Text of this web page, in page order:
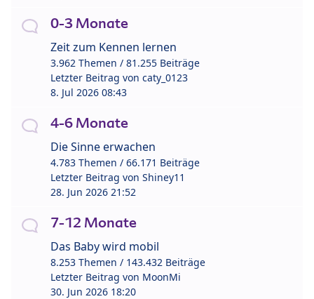
0-3 Monate
Zeit zum Kennen lernen
3.962 Themen / 81.255 Beiträge
Letzter Beitrag von caty_0123
8. Jul 2026 08:43
4-6 Monate
Die Sinne erwachen
4.783 Themen / 66.171 Beiträge
Letzter Beitrag von Shiney11
28. Jun 2026 21:52
7-12 Monate
Das Baby wird mobil
8.253 Themen / 143.432 Beiträge
Letzter Beitrag von MoonMi
30. Jun 2026 18:20